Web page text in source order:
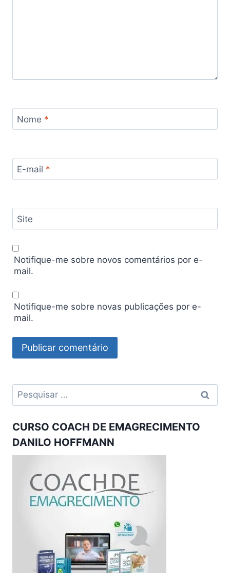
Nome *
E-mail *
Site
Notifique-me sobre novos comentários por e-
mail.
Notifique-me sobre novas publicações por e-
mail.
Pesquisar
por:
CURSO COACH DE EMAGRECIMENTO
DANILO HOFFMANN